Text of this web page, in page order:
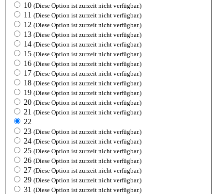
10 (Diese Option ist zurzeit nicht verfügbar.)
11 (Diese Option ist zurzeit nicht verfügbar.)
12 (Diese Option ist zurzeit nicht verfügbar.)
13 (Diese Option ist zurzeit nicht verfügbar.)
14 (Diese Option ist zurzeit nicht verfügbar.)
15 (Diese Option ist zurzeit nicht verfügbar.)
16 (Diese Option ist zurzeit nicht verfügbar.)
17 (Diese Option ist zurzeit nicht verfügbar.)
18 (Diese Option ist zurzeit nicht verfügbar.)
19 (Diese Option ist zurzeit nicht verfügbar.)
20 (Diese Option ist zurzeit nicht verfügbar.)
21 (Diese Option ist zurzeit nicht verfügbar.)
22
23 (Diese Option ist zurzeit nicht verfügbar.)
24 (Diese Option ist zurzeit nicht verfügbar.)
25 (Diese Option ist zurzeit nicht verfügbar.)
26 (Diese Option ist zurzeit nicht verfügbar.)
27 (Diese Option ist zurzeit nicht verfügbar.)
29 (Diese Option ist zurzeit nicht verfügbar.)
31 (Diese Option ist zurzeit nicht verfügbar.)